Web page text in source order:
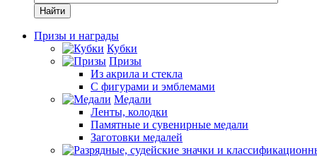
Найти
Призы и награды
Кубки
Призы
Из акрила и стекла
С фигурами и эмблемами
Медали
Ленты, колодки
Памятные и сувенирные медали
Заготовки медалей